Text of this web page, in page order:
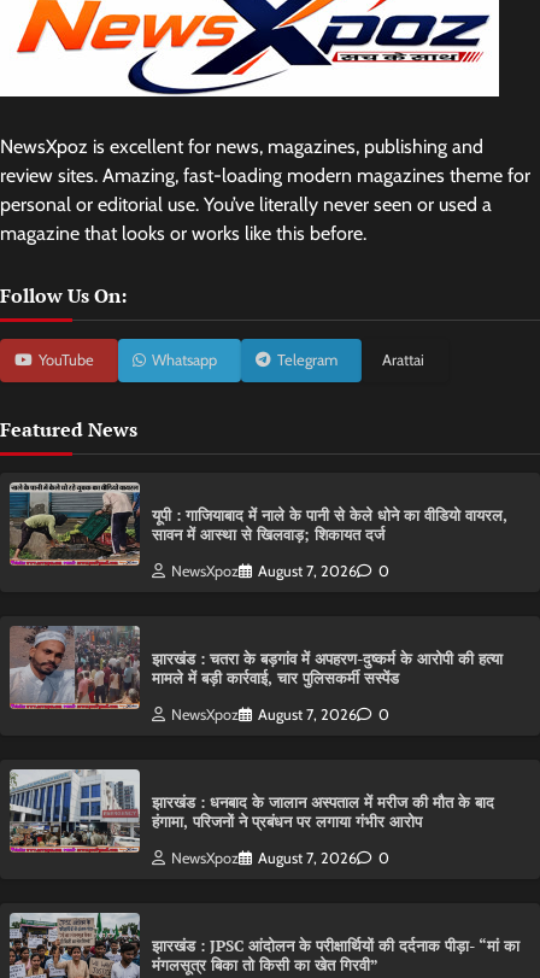
NewsXpoz is excellent for news, magazines, publishing and
review sites. Amazing, fast-loading modern magazines theme for
personal or editorial use. You’ve literally never seen or used a
magazine that looks or works like this before.
Follow Us On:
YouTube Whatsapp Telegram Arattai
Featured News
यूपी : गाजियाबाद में नाले के पानी से केले धोने का वीडियो वायरल,
सावन में आस्था से खिलवाड़; शिकायत दर्ज
NewsXpoz August 7, 2026 0
झारखंड : चतरा के बड़गांव में अपहरण-दुष्कर्म के आरोपी की हत्या
मामले में बड़ी कार्रवाई, चार पुलिसकर्मी सस्पेंड
NewsXpoz August 7, 2026 0
झारखंड : धनबाद के जालान अस्पताल में मरीज की मौत के बाद
हंगामा, परिजनों ने प्रबंधन पर लगाया गंभीर आरोप
NewsXpoz August 7, 2026 0
झारखंड : JPSC आंदोलन के परीक्षार्थियों की दर्दनाक पीड़ा- “मां का
मंगलसूत्र बिका तो किसी का खेत गिरवी”